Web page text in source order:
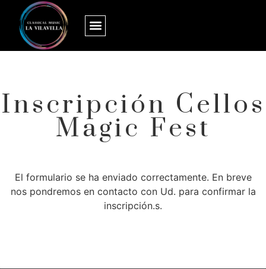
Inscripción Cellos
Magic Fest
El formulario se ha enviado correctamente. En breve
nos pondremos en contacto con Ud. para confirmar la
inscripción.s.